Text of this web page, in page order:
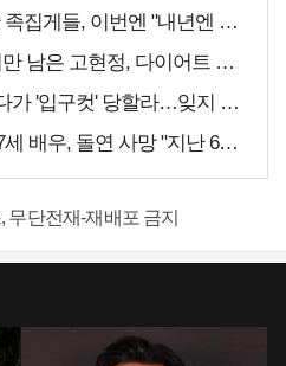
게들, 이번엔 "내년엔 더욱…"
은 고현정, 다이어트 아니라
컷' 당할라…잊지 말아야 할 것
우, 돌연 사망 "지난 6월에도…"
단전재-재배포 금지